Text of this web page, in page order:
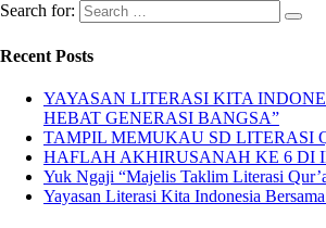
Search for:
Recent Posts
YAYASAN LITERASI KITA
HEBAT GENERASI BANGSA”
TAMPIL MEMUKAU SD LITERASI
HAFLAH AKHIRUSANAH KE 6 DI
Yuk Ngaji “Majelis Taklim Literasi
Yayasan Literasi Kita Indonesia